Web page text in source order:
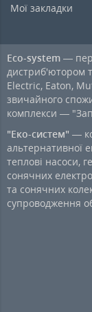
Мої закладки
Eco-system —
дистриб'ютором
Electric, Eaton,
звичайного
комплекси —
"Еко-систем" —
альтернативної
теплові насоси,
сонячних
та сонячних
супроводження